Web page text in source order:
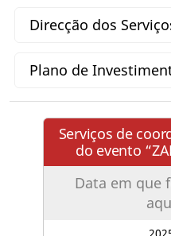
Direcção dos
Plano de
Serviços de
do evento
Data em que